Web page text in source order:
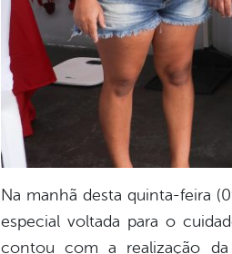
Na manhã desta quinta-feira
especial voltada para o
contou com a realização da